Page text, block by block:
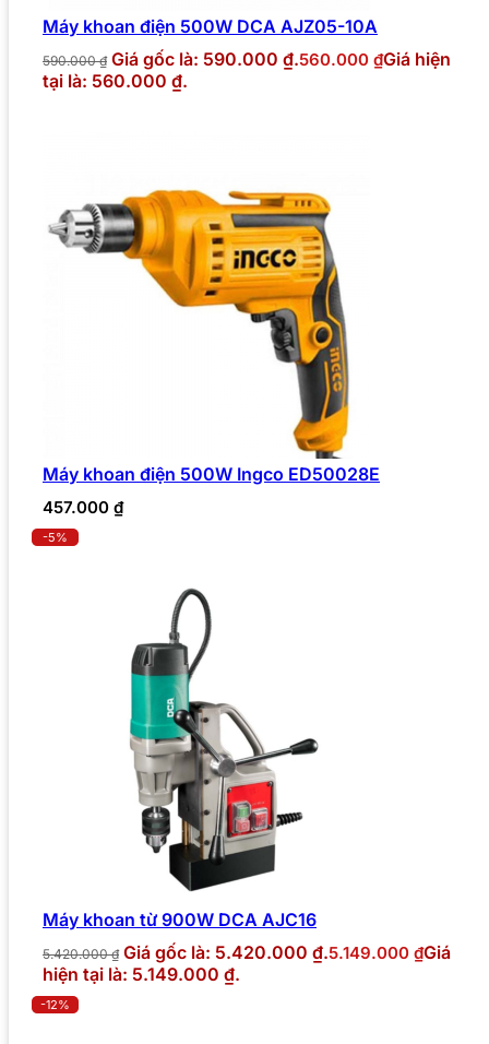
Máy khoan điện 500W DCA AJZ05-10A
590.000₫ Giá gốc là: 590.000 ₫.560.000 ₫Giá hiện
tại là: 560.000 ₫.
Máy khoan điện 500W Ingco ED50028E
457.000 ₫
-5%
Máy khoan từ 900W DCA AJC16
5.420.000₫ Giá gốc là: 5.420.000 ₫.5.149.000 ₫Giá
hiện tại là: 5.149.000 ₫.
-12%